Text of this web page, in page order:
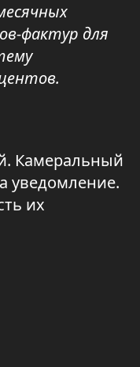
фактур для
Камеральный
уведомление.
их